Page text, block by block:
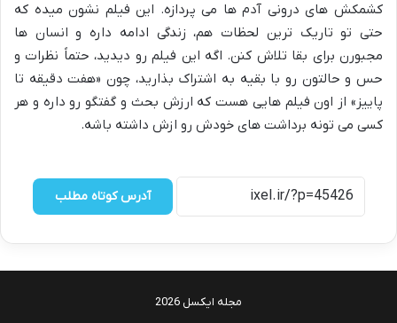
کشمکش های درونی آدم ها می پردازه. این فیلم نشون میده که
حتی تو تاریک ترین لحظات هم، زندگی ادامه داره و انسان ها
مجبورن برای بقا تلاش کنن. اگه این فیلم رو دیدید، حتماً نظرات و
حس و حالتون رو با بقیه به اشتراک بذارید، چون «هفت دقیقه تا
پاییز» از اون فیلم هایی هست که ارزش بحث و گفتگو رو داره و هر
کسی می تونه برداشت های خودش رو ازش داشته باشه.
آدرس کوتاه مطلب
مجله ایکسل 2026